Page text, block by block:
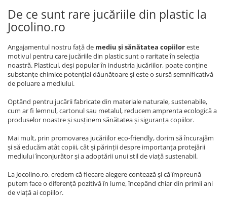
De ce sunt rare jucăriile din plastic la
Jocolino.ro
Angajamentul nostru față de mediu și sănătatea copiiloreste
motivul pentru care jucăriile din plastic sunt o raritate în selecția
noastră. Plasticul, deși popular în industria jucăriilor, poate conține
substanțe chimice potențial dăunătoare și este o sursă semnificativă
de poluare a mediului.
Optând pentru jucării fabricate din materiale naturale, sustenabile,
cum ar fi lemnul, cartonul sau metalul, reducem amprenta ecologică a
produselor noastre și susținem sănătatea și siguranța copiilor.
Mai mult, prin promovarea jucăriilor eco-friendly, dorim să încurajăm
și să educăm atât copiii, cât și părinții despre importanța protejării
mediului înconjurător și a adoptării unui stil de viață sustenabil.
La Jocolino.ro, credem că fiecare alegere contează și că împreună
putem face o diferență pozitivă în lume, începând chiar din primii ani
de viață ai copiilor.